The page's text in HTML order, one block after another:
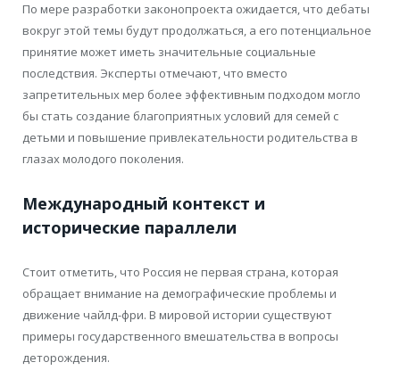
По мере разработки законопроекта ожидается, что дебаты
вокруг этой темы будут продолжаться, а его потенциальное
принятие может иметь значительные социальные
последствия. Эксперты отмечают, что вместо
запретительных мер более эффективным подходом могло
бы стать создание благоприятных условий для семей с
детьми и повышение привлекательности родительства в
глазах молодого поколения.
Международный контекст и
исторические параллели
Стоит отметить, что Россия не первая страна, которая
обращает внимание на демографические проблемы и
движение чайлд-фри. В мировой истории существуют
примеры государственного вмешательства в вопросы
деторождения.